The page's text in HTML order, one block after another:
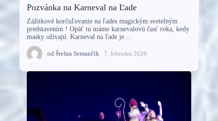
Pozvánka na Karneval na Ľade
Zážitkové korčuľovanie na ľades magickým svetelným
predstavením ! Opäť tu máme karnevalovú časť roka, kedy
masky ožívajú. Karneval na ľade je…
od Štefan Semančík 7. februára 2026